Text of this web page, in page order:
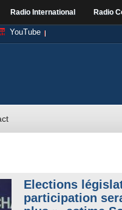
Radio International Radio
YouTube
Elections
participation